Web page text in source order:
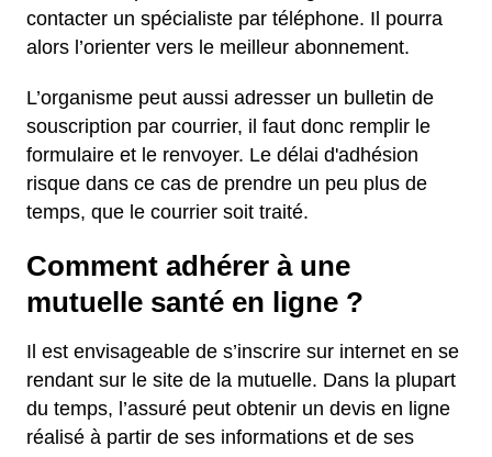
contacter un spécialiste par téléphone. Il pourra
alors l’orienter vers le meilleur abonnement.
L’organisme peut aussi adresser un bulletin de
souscription par courrier, il faut donc remplir le
formulaire et le renvoyer. Le délai d'adhésion
risque dans ce cas de prendre un peu plus de
temps, que le courrier soit traité.
Comment adhérer à une
mutuelle santé en ligne ?
Il est envisageable de s’inscrire sur internet en se
rendant sur le site de la mutuelle. Dans la plupart
du temps, l’assuré peut obtenir un devis en ligne
réalisé à partir de ses informations et de ses